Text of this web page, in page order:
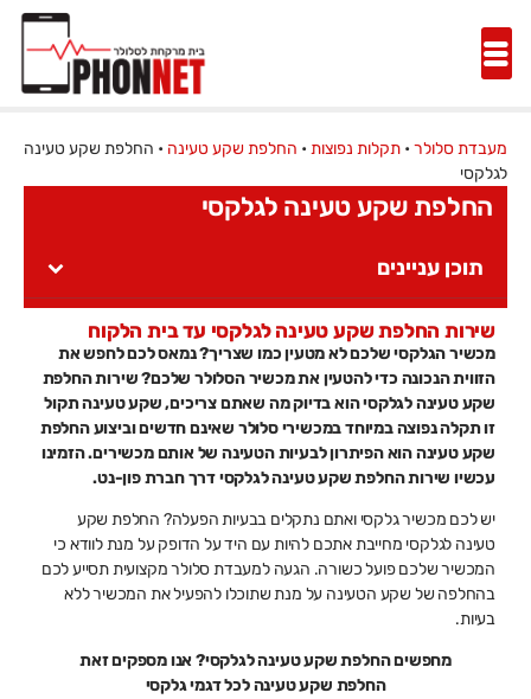
מעבדת סלולר • תקלות נפוצות • החלפת שקע טעינה • החלפת שקע טעינה
לגלקסי
החלפת שקע טעינה לגלקסי
תוכן עניינים
שירות החלפת שקע טעינה לגלקסי עד בית הלקוח
מכשיר הגלקסי שלכם לא מטעין כמו שצריך? נמאס לכם לחפש את
הזווית הנכונה כדי להטעין את מכשיר הסלולר שלכם? שירות החלפת
שקע טעינה לגלקסי הוא בדיוק מה שאתם צריכים, שקע טעינה תקול
זו תקלה נפוצה במיוחד במכשירי סלולר שאינם חדשים וביצוע החלפת
שקע טעינה הוא הפיתרון לבעיות הטעינה של אותם מכשירים. הזמינו
עכשיו שירות החלפת שקע טעינה לגלקסי דרך חברת פון-נט.
יש לכם מכשיר גלקסי ואתם נתקלים בבעיות הפעלה? החלפת שקע
טעינה לגלקסי מחייבת אתכם להיות עם היד על הדופק על מנת לוודא כי
המכשיר שלכם פועל כשורה. הגעה למעבדת סלולר מקצועית תסייע לכם
בהחלפה של שקע הטעינה על מנת שתוכלו להפעיל את המכשיר ללא
בעיות.
מחפשיםהחלפת שקע טעינה לגלקסי? אנו מספקים זאת
החלפת שקע טעינה לכל דגמי גלקסי